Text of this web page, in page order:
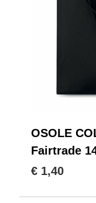
OSOLE
Fairtrade
€ 1,40